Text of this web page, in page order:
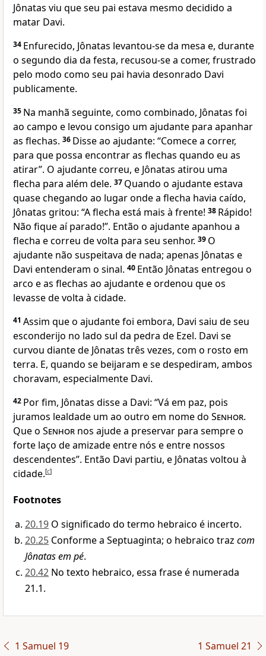
Jônatas viu que seu pai estava mesmo decidido a
matar Davi.
34 Enfurecido, Jônatas levantou-se da mesa e, durante
o segundo dia da festa, recusou-se a comer, frustrado
pelo modo como seu pai havia desonrado Davi
publicamente.
35 Na manhã seguinte, como combinado, Jônatas foi
ao campo e levou consigo um ajudante para apanhar
as flechas. 36 Disse ao ajudante: “Comece a correr,
para que possa encontrar as flechas quando eu as
atirar”. O ajudante correu, e Jônatas atirou uma
flecha para além dele. 37 Quando o ajudante estava
quase chegando ao lugar onde a flecha havia caído,
Jônatas gritou: “A flecha está mais à frente! 38 Rápido!
Não fique aí parado!”. Então o ajudante apanhou a
flecha e correu de volta para seu senhor. 39 O
ajudante não suspeitava de nada; apenas Jônatas e
Davi entenderam o sinal. 40 Então Jônatas entregou o
arco e as flechas ao ajudante e ordenou que os
levasse de volta à cidade.
41 Assim que o ajudante foi embora, Davi saiu de seu
esconderijo no lado sul da pedra de Ezel. Davi se
curvou diante de Jônatas três vezes, com o rosto em
terra. E, quando se beijaram e se despediram, ambos
choravam, especialmente Davi.
42 Por fim, Jônatas disse a Davi: “Vá em paz, pois
juramos lealdade um ao outro em nome do Senhor.
Que o Senhor nos ajude a preservar para sempre o
forte laço de amizade entre nós e entre nossos
descendentes”. Então Davi partiu, e Jônatas voltou à
cidade.[c]
Footnotes
20.19 O significado do termo hebraico é incerto.
20.25 Conforme a Septuaginta; o hebraico traz com
Jônatas em pé.
20.42 No texto hebraico, essa frase é numerada
21.1.
1 Samuel 19 1 Samuel 21